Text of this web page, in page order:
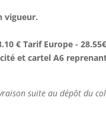
vigueur.
€ Tarif Europe -
et cartel A6
suite au dépôt du